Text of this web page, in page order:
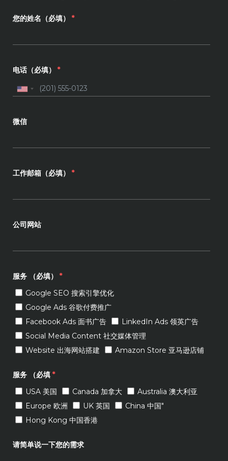
您的姓名（必填） *
电话（必填） *
微信
工作邮箱（必填） *
公司网站
服务 （必填）
*
Google SEO 搜索引擎优化
Google Ads 谷歌付费推广
Facebook Ads 面书广告
LinkedIn Ads 领英广告
Social Media Content 社交媒体管理
Website 出海网站搭建
Amazon Store 亚马逊店铺
服务 （必填 *
USA 美国
Canada 加拿大
Australia 澳大利亚
Europe 欧洲
UK 英国
China 中国"
Hong Kong 中国香港
请简单说一下您的需求